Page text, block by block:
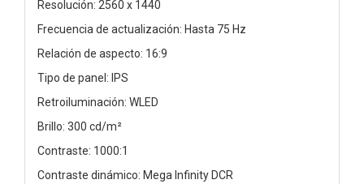
Resolución: 2560 x 1440
Frecuencia de actualización: Hasta 75 Hz
Relación de aspecto: 16:9
Tipo de panel: IPS
Retroiluminación: WLED
Brillo: 300 cd/m²
Contraste: 1000:1
Contraste dinámico: Mega Infinity DCR